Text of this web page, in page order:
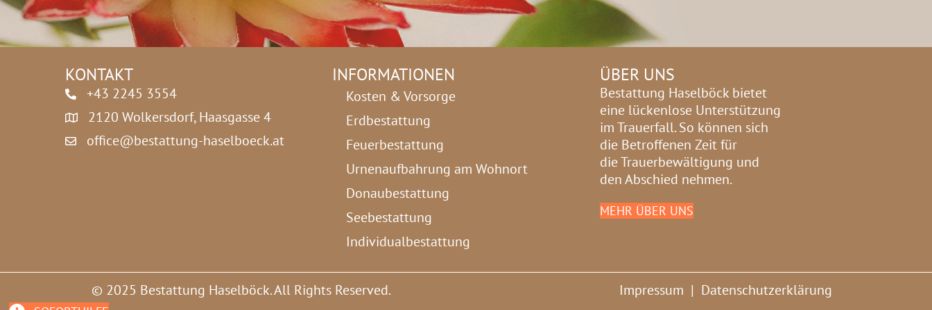
*
KONTAKT
+43 2245 3554
2120 Wolkersdorf, Haasgasse 4
office@bestattung-haselboeck.at
INFORMATIONEN
Kosten & Vorsorge
Erdbestattung
Feuerbestattung
Urnenaufbahrung am Wohnort
Donaubestattung
Seebestattung
Individualbestattung
ÜBER UNS
Bestattung Haselböck bietet
eine lückenlose Unterstützung
im Trauerfall. So können sich
die Betroffenen Zeit für
die Trauerbewältigung und
den Abschied nehmen.
MEHR ÜBER UNS
© 2025 Bestattung Haselböck. All Rights Reserved. Impressum | Datenschutzerklärung